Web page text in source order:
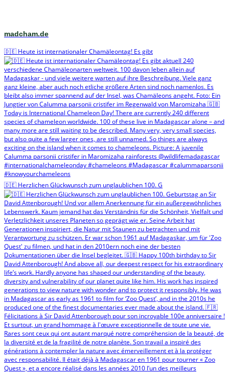
madcham.de
🇩🇪 Heute ist internationaler Chamäleontag! Es gibt
🇩🇪 Herzlichen Glückwunsch zum unglaublichen 100. G